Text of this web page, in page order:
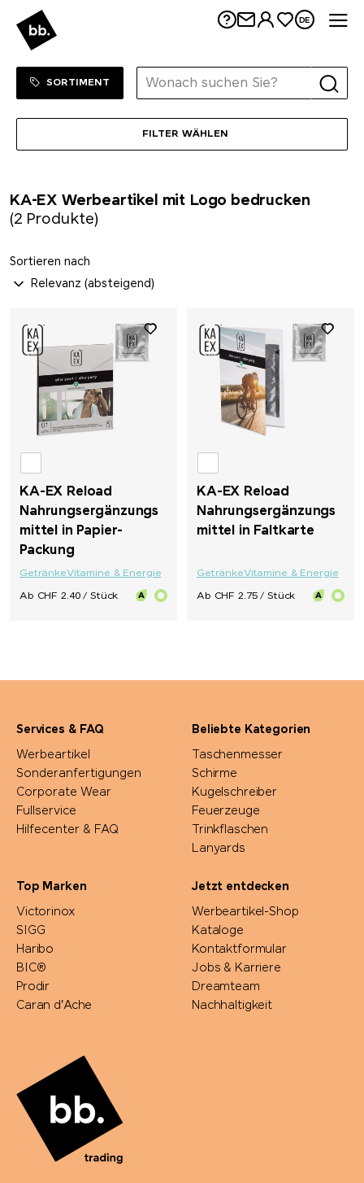
DE
ZUM SHOP
SORTIMENT
KA-EX Werbeartikel mit Logo bedrucken
(2 Produkte)
FILTER WÄHLEN
Sortieren nach
KA-EX Reload
Nahrungsergänzungs
mittel in Papier-
Packung
GetränkeVitamine & Energie
Ab CHF 2.40 / Stück
KA-EX Reload
Nahrungsergänzungs
mittel in Faltkarte
GetränkeVitamine & Energie
Ab CHF 2.75 / Stück
Services & FAQ
Werbeartikel
Sonderanfertigungen
Corporate Wear
Fullservice
Hilfecenter & FAQ
Beliebte Kategorien
Taschenmesser
Schirme
Kugelschreiber
Feuerzeuge
Trinkflaschen
Lanyards
Top Marken
Victorinox
SIGG
Haribo
BIC®
Prodir
Caran d'Ache
Jetzt entdecken
Werbeartikel-Shop
Kataloge
Kontaktformular
Jobs & Karriere
Dreamteam
Nachhaltigkeit
Kloster Kitchen
koziol
LANDGARTEN
LARQ
Lexon
LongLife®
M&M's
Mahler&Co.
MAOAM
Mammut
Mepal
Moleskine®
Native Spirit
Neutral
Nimbus
Nimm2
noma noma
Ocean Bottle
originalhome
PanoramaKnife